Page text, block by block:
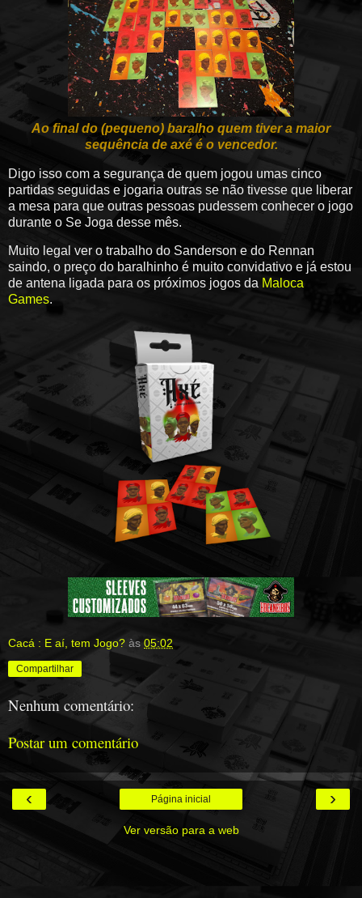
Ao final do (pequeno) baralho quem tiver a maior
sequência de axé é o vencedor.
Digo isso com a segurança de quem jogou umas cinco
partidas seguidas e jogaria outras se não tivesse que liberar
a mesa para que outras pessoas pudessem conhecer o jogo
durante o Se Joga desse mês.
Muito legal ver o trabalho do Sanderson e do Rennan
saindo, o preço do baralhinho é muito convidativo e já estou
de antena ligada para os próximos jogos da Maloca
Games.
Cacá : E aí, tem Jogo? às 05:02
Compartilhar
Nenhum comentário:
Postar um comentário
‹ ›
Página inicial
Ver versão para a web